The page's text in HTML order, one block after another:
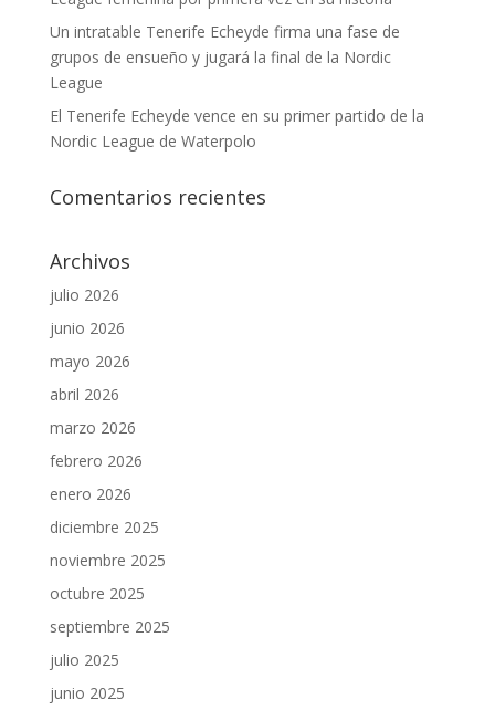
Un intratable Tenerife Echeyde firma una fase de
grupos de ensueño y jugará la final de la Nordic
League
El Tenerife Echeyde vence en su primer partido de la
Nordic League de Waterpolo
Comentarios recientes
Archivos
julio 2026
junio 2026
mayo 2026
abril 2026
marzo 2026
febrero 2026
enero 2026
diciembre 2025
noviembre 2025
octubre 2025
septiembre 2025
julio 2025
junio 2025